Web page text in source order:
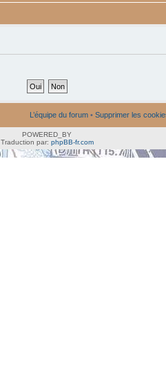
L’équipe du forum • Supprimer les
POWERED_BY
Traduction par: phpBB-fr.com